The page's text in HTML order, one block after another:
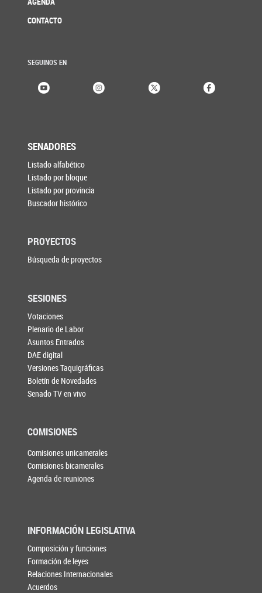
CONTACTO
SEGUINOS EN
SENADORES
Listado alfabético
Listado por bloque
Listado por provincia
Buscador histórico
PROYECTOS
Búsqueda de proyectos
SESIONES
Votaciones
Plenario de Labor
Asuntos Entrados
DAE digital
Versiones Taquigráficas
Boletín de Novedades
Senado TV en vivo
COMISIONES
Comisiones unicamerales
Comisiones bicamerales
Agenda de reuniones
INFORMACIÓN LEGISLATIVA
Composición y funciones
Formación de leyes
Relaciones Internacionales
Acuerdos